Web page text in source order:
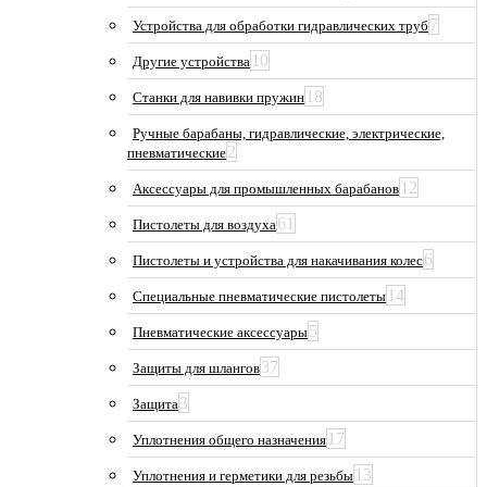
Устройства для обработки гидравлических труб 7
Другие устройства 10
Станки для навивки пружин 18
Ручные барабаны, гидравлические, электрические,
пневматические2
Аксессуары для промышленных барабанов 12
Пистолеты для воздуха61
Пистолеты и устройства для накачивания колес6
Специальные пневматические пистолеты 14
Пневматические аксессуары5
Защиты для шлангов37
Защита3
Уплотнения общего назначения 17
Уплотнения и герметики для резьбы 13